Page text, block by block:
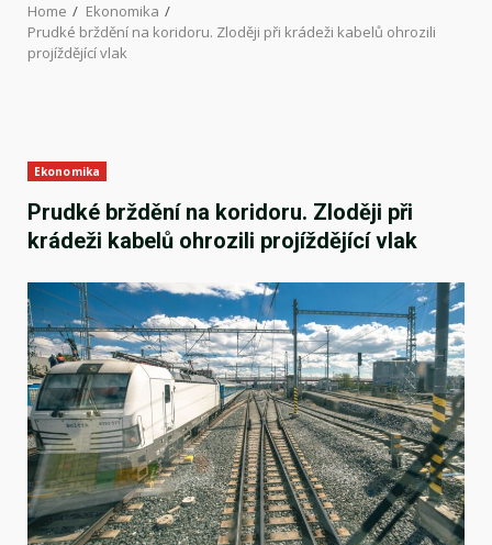
Home
Ekonomika
Prudké brždění na koridoru. Zloději při krádeži kabelů ohrozili
projíždějící vlak
Ekonomika
Prudké brždění na koridoru. Zloději při
krádeži kabelů ohrozili projíždějící vlak